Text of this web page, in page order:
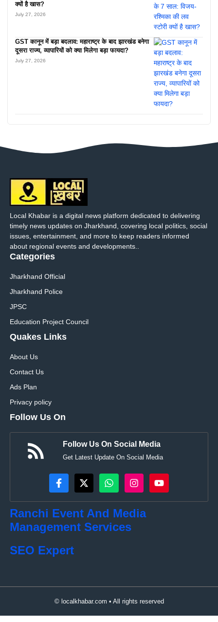
क्यों है खास?
July 27, 2026
GST कानून में बड़ा बदलाव: महाराष्ट्र के बाद झारखंड बनेगा
दूसरा राज्य, व्यापारियों को क्या मिलेगा बड़ा फायदा?
July 27, 2026
Local Khabar is a digital news platform dedicated to delivering
timely news updates on Jharkhand, covering local politics, social
issues, entertainment, and more to keep readers informed
about regional events and developments..
Categories
Jharkhand Official
Jharkhand Police
JPSC
Education Project Council
Quakes Links
About Us
Contact Us
Ads Plan
Privacy policy
Follow Us On
Follow Us On Social Media
Get Latest Update On Social Media
Ranchi Event And Media
Management Services
SEO Expert
© localkhabar.com • All rights reserved